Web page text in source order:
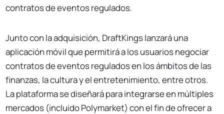
contratos de eventos regulados.
Junto con la adquisición, DraftKings lanzará una
aplicación móvil que permitirá a los usuarios negociar
contratos de eventos regulados en los ámbitos de las
finanzas, la cultura y el entretenimiento, entre otros.
La plataforma se diseñará para integrarse en múltiples
mercados (incluido Polymarket) con el fin de ofrecer a